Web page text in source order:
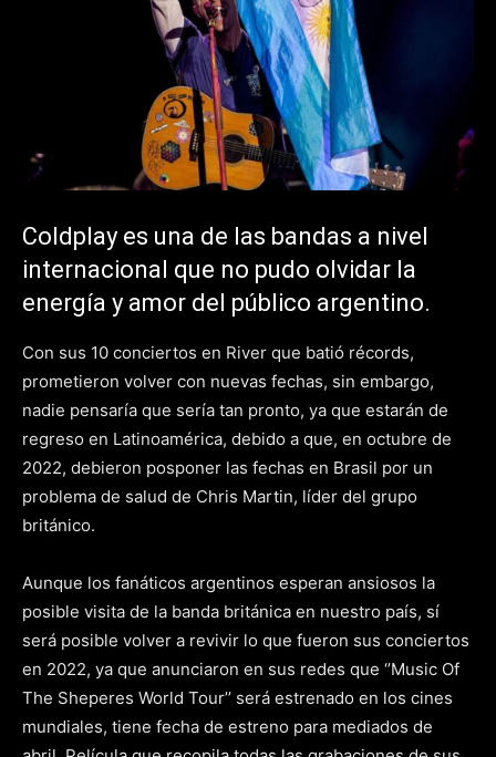
Coldplay es una de las bandas a nivel
internacional que no pudo olvidar la
energía y amor del público argentino.
Con sus 10 conciertos en River que batió récords,
prometieron volver con nuevas fechas, sin embargo,
nadie pensaría que sería tan pronto, ya que estarán de
regreso en Latinoamérica, debido a que, en octubre de
2022, debieron posponer las fechas en Brasil por un
problema de salud de Chris Martin, líder del grupo
británico.
Aunque los fanáticos argentinos esperan ansiosos la
posible visita de la banda británica en nuestro país, sí
será posible volver a revivir lo que fueron sus conciertos
en 2022, ya que anunciaron en sus redes que ‘’Music Of
The Sheperes World Tour’’ será estrenado en los cines
mundiales, tiene fecha de estreno para mediados de